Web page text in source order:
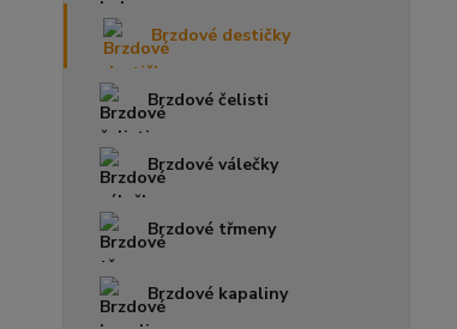
Brzdové destičky
Brzdové čelisti
Brzdové válečky
Brzdové třmeny
Brzdové kapaliny